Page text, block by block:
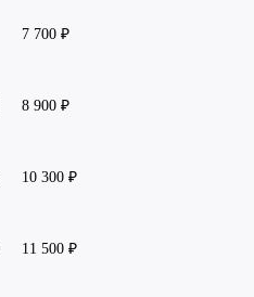
7 700 ₽
8 900 ₽
10 300 ₽
11 500 ₽